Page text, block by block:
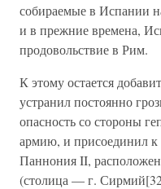
собираемые в Испании
и в прежние времена,
продовольствие в Рим.
К этому остается
устранил постоянно
опасность со стороны
армию, и присоединил к
Паннония II,
(столица — г.